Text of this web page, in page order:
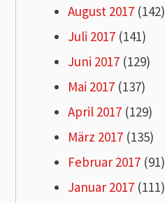
August 2017 (142)
Juli 2017 (141)
Juni 2017 (129)
Mai 2017 (137)
April 2017 (129)
März 2017 (135)
Februar 2017 (91)
Januar 2017 (111)